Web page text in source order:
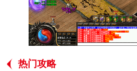
热门攻略